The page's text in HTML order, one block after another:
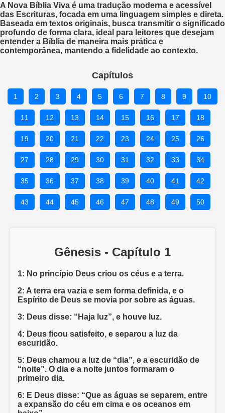
A Nova Bíblia Viva é uma tradução moderna e acessível
das Escrituras, focada em uma linguagem simples e direta.
Baseada em textos originais, busca transmitir o significado
profundo de forma clara, ideal para leitores que desejam
entender a Bíblia de maneira mais prática e
contemporânea, mantendo a fidelidade ao contexto.
Capítulos
1 2 3 4 5 6 7 8 9 10
11 12 13 14 15 16 17 18
19 20 21 22 23 24 25 26
27 28 29 30 31 32 33 34
35 36 37 38 39 40 41 42
43 44 45 46 47 48 49 50
Gênesis - Capítulo 1
1: No princípio Deus criou os céus e a terra.
2: A terra era vazia e sem forma definida, e o
Espírito de Deus se movia por sobre as águas.
3: Deus disse: “Haja luz”, e houve luz.
4: Deus ficou satisfeito, e separou a luz da
escuridão.
5: Deus chamou a luz de “dia”, e a escuridão de
“noite”. O dia e a noite juntos formaram o
primeiro dia.
6: E Deus disse: “Que as águas se separem, entre
a expansão do céu em cima e os oceanos em